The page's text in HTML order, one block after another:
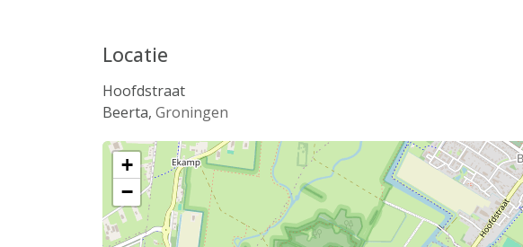
Locatie
Hoofdstraat
Beerta, Groningen
+
−